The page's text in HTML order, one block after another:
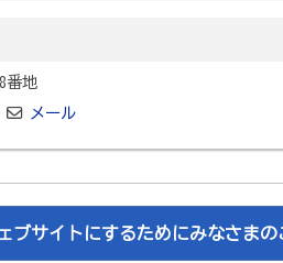
番地
メール
ブサイトにするためにみなさま